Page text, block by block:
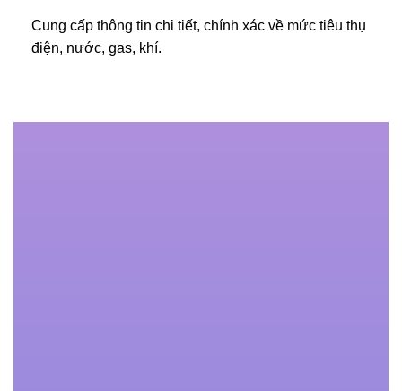
Cung cấp thông tin chi tiết, chính xác về mức tiêu thụ
điện, nước, gas, khí.